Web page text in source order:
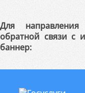
Для
обратной связи с
баннер: